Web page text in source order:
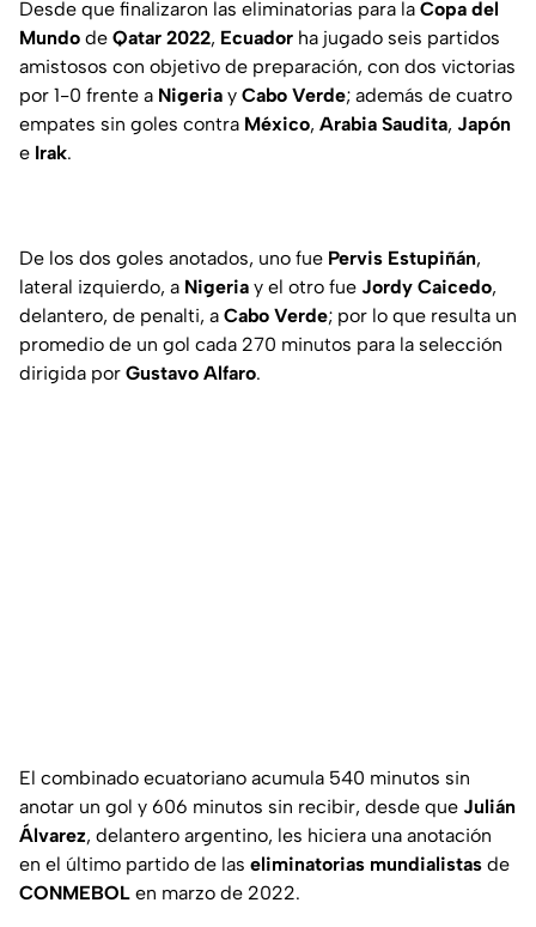
Desde que finalizaron las eliminatorias para la Copa del
Mundo de Qatar 2022, Ecuador ha jugado seis partidos
amistosos con objetivo de preparación, con dos victorias
por 1-0 frente a Nigeria y Cabo Verde; además de cuatro
empates sin goles contra México, Arabia Saudita, Japón
e Irak.
De los dos goles anotados, uno fue Pervis Estupiñán,
lateral izquierdo, a Nigeria y el otro fue Jordy Caicedo,
delantero, de penalti, a Cabo Verde; por lo que resulta un
promedio de un gol cada 270 minutos para la selección
dirigida por Gustavo Alfaro.
El combinado ecuatoriano acumula 540 minutos sin
anotar un gol y 606 minutos sin recibir, desde que Julián
Álvarez, delantero argentino, les hiciera una anotación
en el último partido de las eliminatorias mundialistas de
CONMEBOL en marzo de 2022.